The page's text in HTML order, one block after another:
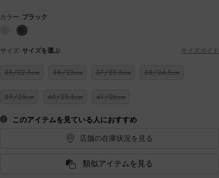
カラー: ブラック
サイズ: サイズを選ぶ サイズガイド
35/22.5cm 36/23cm 37/23.5cm 38/24.5cm
39/25cm 40/25.5cm 41/26cm
このアイテムを見ている人におすすめ
店舗の在庫状況を見る
類似アイテムを見る